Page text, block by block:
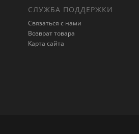
СЛУЖБА ПОДДЕРЖКИ
Связаться с нами
Возврат товара
Карта сайта